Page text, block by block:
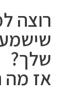
רוצה
שלך?
אז מה